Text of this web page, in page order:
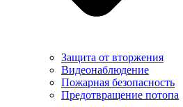
Защита от вторжения
Видеонаблюдение
Пожарная безопасность
Предотвращение потопа